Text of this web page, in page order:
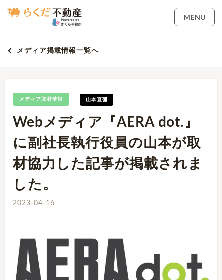
MENU
メディア掲載情報一覧へ
メディア取材情報 山本直彌
Webメディア『AERA dot.』
に副社長執行役員の山本が取
材協力した記事が掲載されま
した。
2023-04-16